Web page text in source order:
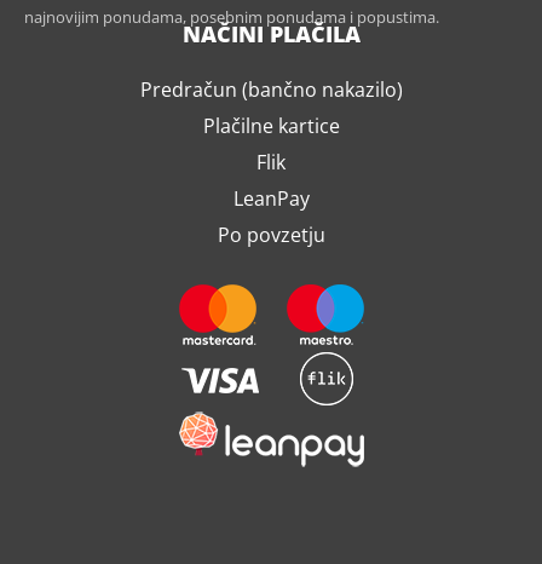
najnovijim ponudama, posebnim ponudama i popustima.
NAČINI PLAČILA
Predračun (bančno nakazilo)
Plačilne kartice
Flik
LeanPay
Po povzetju